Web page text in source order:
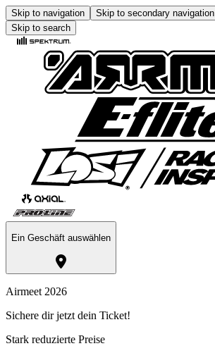
Skip to navigation Skip to secondary navigation
Skip to search
Ein Geschäft auswählen
Airmeet 2026
Sichere dir jetzt dein Ticket!
Stark reduzierte Preise